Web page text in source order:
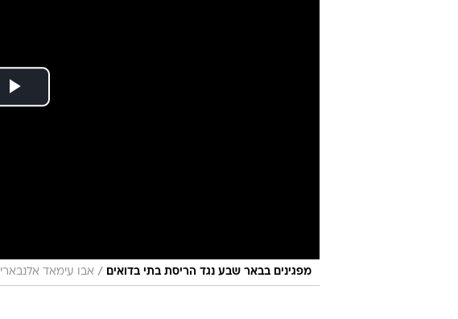
מפגינים בבאר שבע נגד הריסת בתי בדואים / אבו עימאד אלנבארי